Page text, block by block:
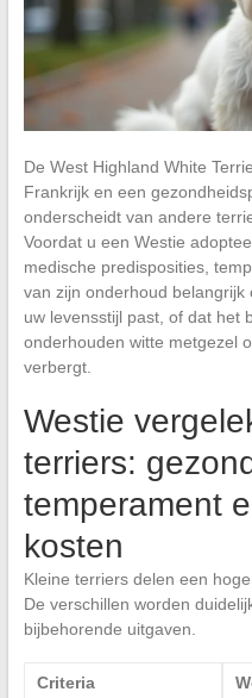
De West Highland White
Frankrijk en een
onderscheidt van andere
Voordat u een Westie
medische predisposities,
van zijn onderhoud
uw levensstijl past, of dat het
onderhouden witte metgezel
verbergt.
Westie
terriers:
temperament
kosten
Kleine terriers delen een
De verschillen worden
bijbehorende uitgaven.
Criteria